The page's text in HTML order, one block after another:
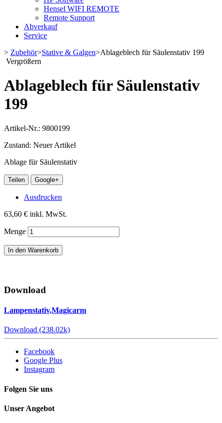
Hensel WIFI REMOTE
Remote Support
Abverkauf
Service
> Zubehör>Stative & Galgen>Ablageblech für Säulenstativ 199
Vergrößern
Ablageblech für Säulenstativ
199
Artikel-Nr.: 9800199
Zustand: Neuer Artikel
Ablage für Säulenstativ
Teilen Google+
Ausdrucken
63,60 € inkl. MwSt.
Menge
In den Warenkorb
Download
Lampenstativ,Magicarm
Download (238.02k)
Facebook
Google Plus
Instagram
Folgen Sie uns
Unser Angebot